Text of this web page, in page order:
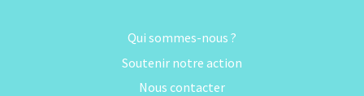
Qui sommes-nous ?
Soutenir notre action
Nous contacter